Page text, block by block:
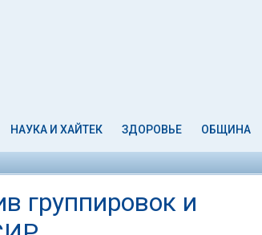
НАУКА И ХАЙТЕК ЗДОРОВЬЕ ОБЩИНА
группировок и